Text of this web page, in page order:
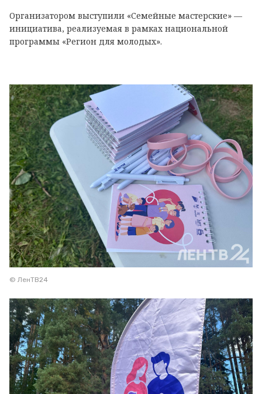
Организатором выступили «Семейные мастерские» —
инициатива, реализуемая в рамках национальной
программы «Регион для молодых».
© ЛенТВ24